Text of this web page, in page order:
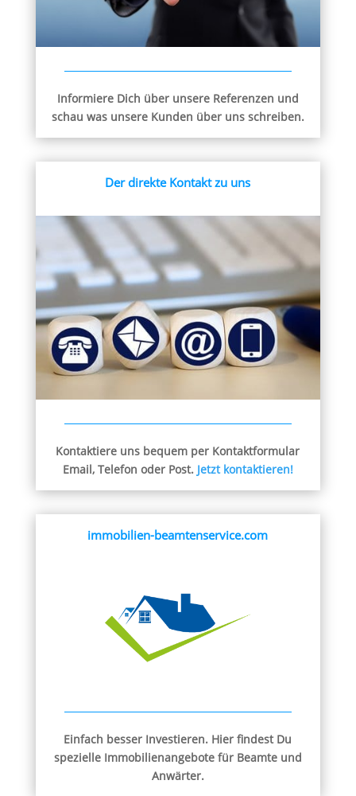
Informiere Dich über unsere Referenzen und
schau was unsere Kunden über uns schreiben.
Der direkte Kontakt zu uns
Kontaktiere uns bequem per Kontaktformular
Email, Telefon oder Post. Jetzt kontaktieren!
immobilien-beamtenservice.com
Einfach besser Investieren. Hier findest Du
spezielle Immobilienangebote für Beamte und
Anwärter.